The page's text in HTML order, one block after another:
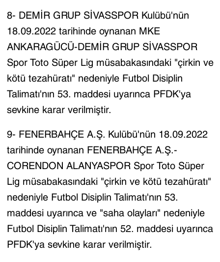
8- DEMİR GRUP SİVASSPOR Kulübü'nün
18.09.2022 tarihinde oynanan MKE
ANKARAGÜCÜ-DEMİR GRUP SİVASSPOR
Spor Toto Süper Lig müsabakasındaki "çirkin ve
kötü tezahüratı" nedeniyle Futbol Disiplin
Talimatı'nın 53. maddesi uyarınca PFDK'ya
sevkine karar verilmiştir.
9- FENERBAHÇE A.Ş. Kulübü'nün 18.09.2022
tarihinde oynanan FENERBAHÇE A.Ş.-
CORENDON ALANYASPOR Spor Toto Süper
Lig müsabakasındaki "çirkin ve kötü tezahüratı"
nedeniyle Futbol Disiplin Talimatı'nın 53.
maddesi uyarınca ve "saha olayları" nedeniyle
Futbol Disiplin Talimatı'nın 52. maddesi uyarınca
PFDK'ya sevkine karar verilmiştir.